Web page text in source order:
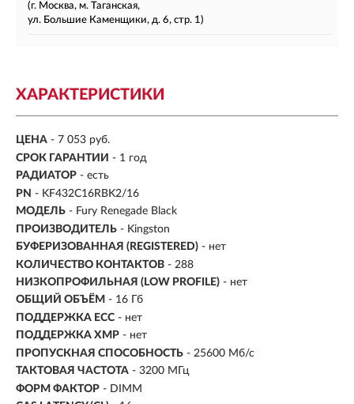
(г. Москва, м. Таганская,
ул. Большие Каменщики, д. 6, стр. 1)
ХАРАКТЕРИСТИКИ
ЦЕНА - 7 053 руб.
СРОК ГАРАНТИИ - 1 год
РАДИАТОР - есть
PN - KF432C16RBK2/16
МОДЕЛЬ - Fury Renegade Black
ПРОИЗВОДИТЕЛЬ - Kingston
БУФЕРИЗОВАННАЯ (REGISTERED) - нет
КОЛИЧЕСТВО КОНТАКТОВ - 288
НИЗКОПРОФИЛЬНАЯ (LOW PROFILE) - нет
ОБЩИЙ ОБЪЁМ - 16 Гб
ПОДДЕРЖКА ECC - нет
ПОДДЕРЖКА XMP - нет
ПРОПУСКНАЯ СПОСОБНОСТЬ - 25600 Мб/с
ТАКТОВАЯ ЧАСТОТА - 3200 МГц
ФОРМ ФАКТОР - DIMM